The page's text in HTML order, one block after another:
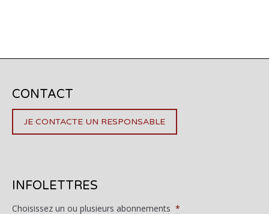
CONTACT
JE CONTACTE UN RESPONSABLE
INFOLETTRES
Choisissez un ou plusieurs abonnements *